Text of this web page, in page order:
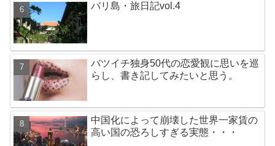
バリ島・旅日記vol.4
バツイチ独身50代の恋愛観に思いを巡
らし、書き記してみたいと思う。
中国化によって崩壊した世界一家賃の
高い国の恐ろしすぎる実態・・・